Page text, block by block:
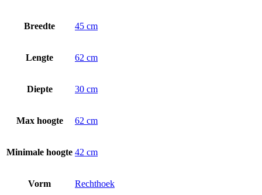
Breedte 45 cm
Lengte 62 cm
Diepte 30 cm
Max hoogte 62 cm
Minimale hoogte 42 cm
Vorm Rechthoek